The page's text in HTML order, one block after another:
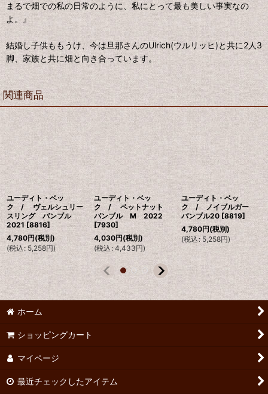
まるで畑での私の日常のように、私にとって最も美しい事実なの
よ。』
結婚し子供ももうけ、今は旦那さんのUlrich(ウルリッヒ)と共に2人3
脚、家族と共に畑と向き合っています。
関連商品
ユーディト・ベッ
ク / ヴェルシュリー
スリング バンブル
2021 [8816]
4,780円(税別)
(税込: 5,258円)
ユーディト・ベッ
ク / ペットナット
バンブル M 2022
[7930]
4,030円(税別)
(税込 : 4,433円)
ユーディト・ベッ
ク / ノイブルガー
バンブル20 [8819]
4,780円(税別)
(税込: 5,258円)
ホーム
ショッピングカート
マイページ
最近チェックしたアイテム